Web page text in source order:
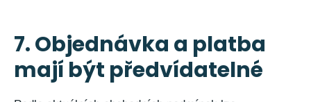
7. Objednávka a platba
mají být předvídatelné